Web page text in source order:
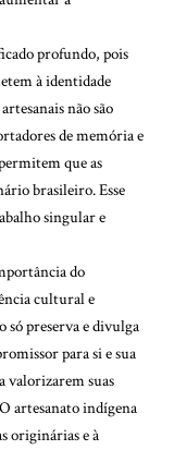
profundo, pois
à identidade
não são
de memória e
que as
brasileiro. Esse
singular e
do
cultural e
só preserva e divulga
para si e sua
valorizarem suas
artesanato indígena
originárias e à